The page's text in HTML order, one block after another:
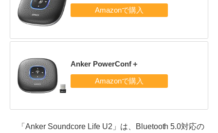
Anker PowerConf＋
「Anker Soundcore Life U2」は、Bluetooth 5.0対応の